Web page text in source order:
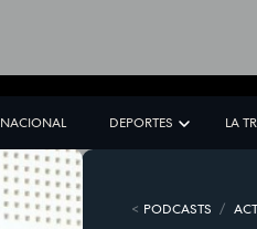
NACIONAL DEPORTES LA
PODCASTS